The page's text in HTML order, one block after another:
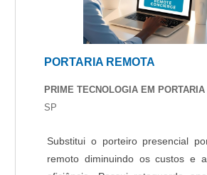
PORTARIA REMOTA
PRIME TECNOLOGIA EM
SP
Substitui o porteiro presencial
remoto diminuindo os custos e